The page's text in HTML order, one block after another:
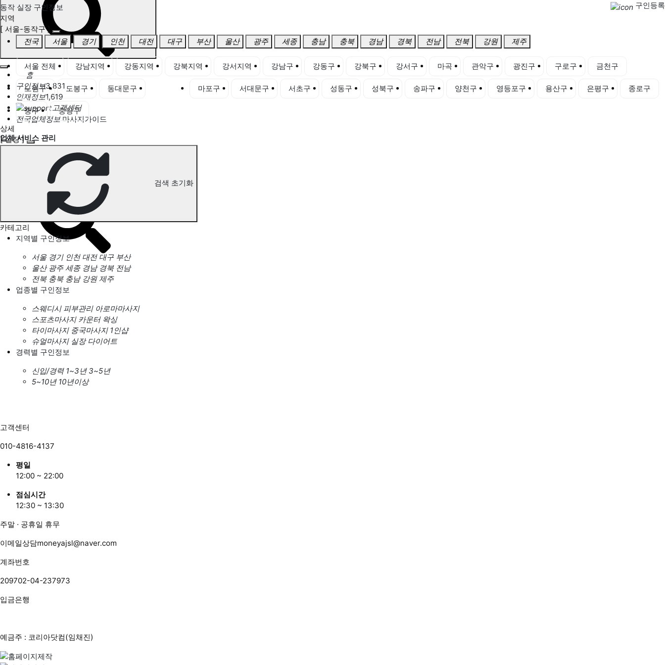
홈
구인정보3,831
인재정보1,619
고객센터
전국업체정보 마사지가이드
업체 서비스 관리
개인 서비스 관리
동작 실장 구인정보
동작 실장 구인정보
구인등록
지역
[ 서울-동작구 ]
전국
서울 경기 인천 대전 대구 부산 울산 광주 세종 충남 충북 경남 경북 전남 전북 강원 제주
서울 전체 강남지역 강동지역 강북지역 강서지역 강남구 강동구 강북구 강서구 마곡 관악구 광진구 구로구 금천구
노원구 도봉구 동대문구 마포구 서대문구 서초구 성동구 성북구 송파구 양천구 영등포구 용산구 은평구 종로구
중구
중랑구
상세
[ 실장 ]
검색 초기화
카테고리
지역별 구인정보
서울 경기 인천 대전 대구 부산
울산 광주 세종 경남 경북 전남
전북 충북 충남 강원 제주
업종별 구인정보
스웨디시 피부관리 아로마마사지
스포츠마사지 카운터 왁싱
타이마사지 중국마사지 1인샵
슈얼마사지 실장 다이어트
경력별 구인정보
신입/경력 1~3년 3~5년
5~10년 10년이상
고객센터
010-4816-4137
평일
12:00 ~ 22:00
점심시간
12:30 ~ 13:30
주말 · 공휴일 휴무
이메일상담moneyajsl@naver.com
계좌번호
209702-04-237973
입금은행
예금주 : 코리아닷컴(임채진)